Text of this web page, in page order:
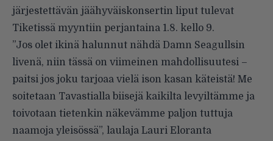
järjestettävän jäähyväiskonsertin liput tulevat
Tiketissä myyntiin perjantaina 1.8. kello 9.
”Jos olet ikinä halunnut nähdä Damn Seagullsin
livenä, niin tässä on viimeinen mahdollisuutesi –
paitsi jos joku tarjoaa vielä ison kasan käteistä! Me
soitetaan Tavastialla biisejä kaikilta levyiltämme ja
toivotaan tietenkin näkevämme paljon tuttuja
naamoja yleisössä”, laulaja Lauri Eloranta